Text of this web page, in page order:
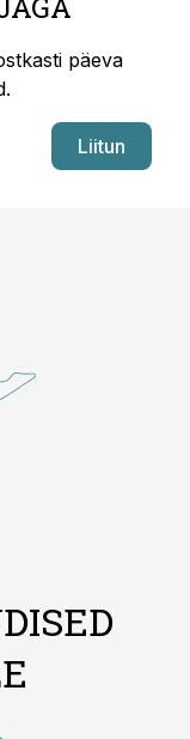
päeva
Liitun